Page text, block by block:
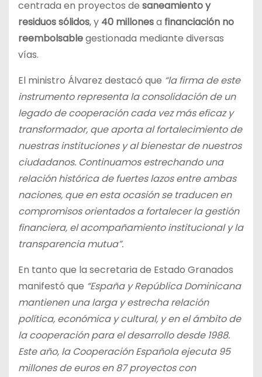
centrada en proyectos de saneamiento y
residuos sólidos, y 40 millonesa financiación no
reembolsablegestionada mediante diversas
vías.
El ministro Álvarez destacó que “la firma de este
instrumento representa la consolidación de un
legado de cooperación cada vez más eficaz y
transformador, que aporta al fortalecimiento de
nuestras instituciones y al bienestar de nuestros
ciudadanos. Continuamos estrechando una
relación histórica de fuertes lazos entre ambas
naciones, que en esta ocasión se traducen en
compromisos orientados a fortalecer la gestión
financiera, el acompañamiento institucional y la
transparencia mutua”.
En tanto que la secretaria de Estado Granados
manifestó que “España y República Dominicana
mantienen una larga y estrecha relación
política, económica y cultural, y en el ámbito de
la cooperación para el desarrollo desde 1988.
Este año, la Cooperación Española ejecuta 95
millones de euros en 87 proyectos con